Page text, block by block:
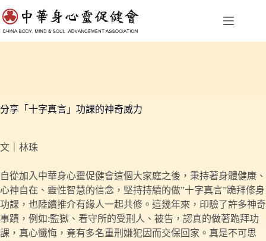
跳
至
主
分享「十字真言」功課的神奇威力
文｜林珠
自從加入中華身心靈促健會這個大家庭之後，秉持著身體健康、
心神自在、靈性智慧的信念，堅持持續的做”十字真言”跪拜修身
功課，也陸續推介有緣人一起共修。這幾年來，印驗了許多神奇
事蹟，例如:監獄、看守所的受刑人、被告，認真的做著跪拜功
課，真心懺悔，竟有多名重刑嫌犯因而交保回家。真是不可思